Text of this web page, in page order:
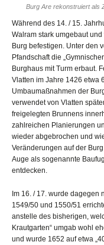
Burg Are rekonstruiert als
Während des 14. / 15.
Walram stark umgebaut
Burg befestigen. Unter den
Pfandschaft die
Burghaus mit Turm erbaut.
Vlatten im Jahre 1426 etwa
Umbaumaßnahmen der
verwendet von Vlatten
freigelegten Brunnens
zahlreichen Planierungen
wieder abgebrochen und
Veränderungen auf der
Auge als sogenannte
entdecken.
Im 16. / 17. wurde dagegen
1549/50 und 1550/51
anstelle des bisherigen,
Krautgarten“ umgab wohl
und wurde 1652 auf etwa